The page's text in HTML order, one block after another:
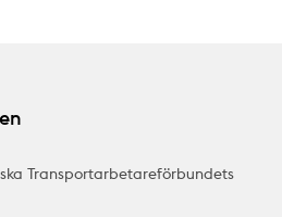
Transportarbetareförbundets